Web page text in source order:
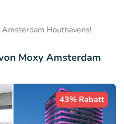
Houthavens!
Moxy Amsterdam
43% Rabatt